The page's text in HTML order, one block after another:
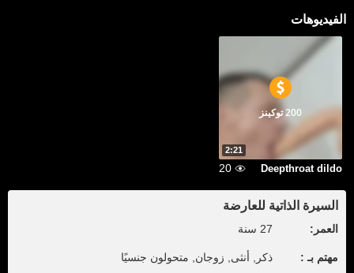
الفيديوهات
2:21
200 توكينز
Deepthroat dildo
20
السيرة الذاتية للعارضة
العمر: 27 سنة
مهتم بـ : ذكر, أنثى, زوجان, متحولون جنسيًا